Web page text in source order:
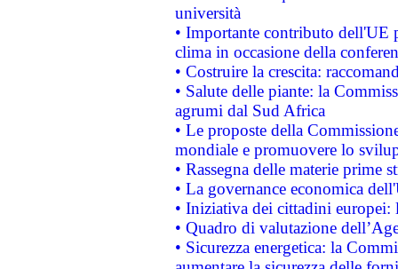
università
• Importante contributo dell'UE
clima in occasione della
• Costruire la crescita:
• Salute delle piante: la
agrumi dal Sud Africa
• Le proposte della
mondiale e promuovere lo
• Rassegna delle materie prime
• La governance economica
• Iniziativa dei cittadini
• Quadro di valutazione
• Sicurezza energetica: la